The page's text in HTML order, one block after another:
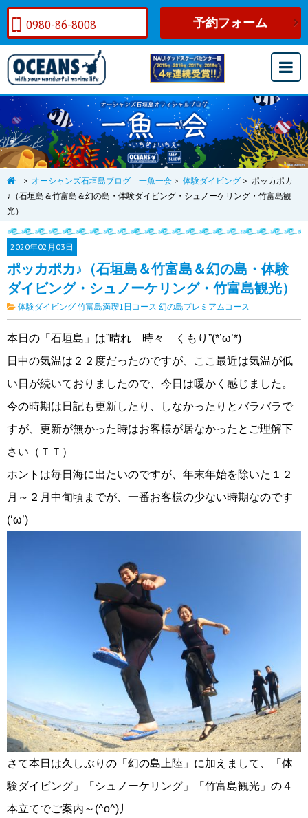
0980-86-8008 予約フォーム
> オーシャンズ石垣島ブログ 一魚一会 > 体験ダイビング > ポッカポカ
♪（石垣島＆竹富島＆幻の島・体験ダイビング・シュノーケリング・竹富島観
光）
2020年02月03日
ポッカポカ♪（石垣島＆竹富島＆幻の島・体験
ダイビング・シュノーケリング・竹富島観光）
体験ダイビング 竹富島満喫1日コース 幻の島プレミアムコース
本日の「石垣島」は”晴れ 時々 くもり”(*’ω’*)
日中の気温は２２度だったのですが、ここ最近は気温が低
い日が続いておりましたので、今日は暖かく感じました。
今の時期は日記も更新したり、しなかったりとバラバラで
すが、更新が無かった時はお客様が居なかったとご理解下
さい（ＴＴ）
ホントは毎日海に出たいのですが、年末年始を除いた１２
月～２月中旬頃までが、一番お客様の少ない時期なのです
(‘ω’)
さて本日は久しぶりの「幻の島上陸」に加えまして、「体
験ダイビング」「シュノーケリング」「竹富島観光」の４
本立てでご案内～(^o^)丿